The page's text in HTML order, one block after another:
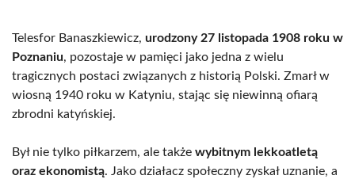
Telesfor Banaszkiewicz, urodzony 27 listopada 1908 roku w
Poznaniu, pozostaje w pamięci jako jedna z wielu
tragicznych postaci związanych z historią Polski. Zmarł w
wiosną 1940 roku w Katyniu, stając się niewinną ofiarą
zbrodni katyńskiej.
Był nie tylko piłkarzem, ale także wybitnym lekkoatletą
oraz ekonomistą. Jako działacz społeczny zyskał uznanie, a